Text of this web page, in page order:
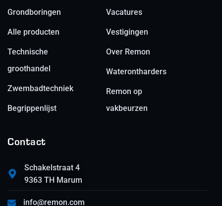
Grondboringen
Alle producten
Technische
groothandel
Zwembadtechniek
Begrippenlijst
Vacatures
Vestigingen
Over Remon
Waterontharders
Remon op
vakbeurzen
Contact
Schakelstraat 4
9363 TH Marum
info@remon.com